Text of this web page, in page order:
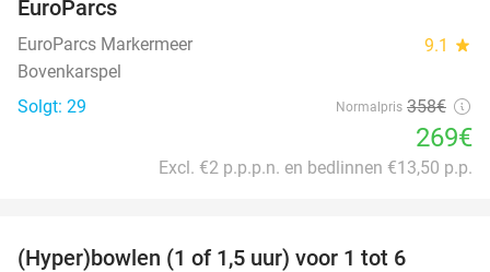
EuroParcs
EuroParcs Markermeer 9.1 star
Bovenkarspel
Solgt: 29
Normalpris 358€
269€
Excl. €2 p.p.p.n. en bedlinnen €13,50 p.p.
(Hyper)bowlen (1 of 1,5 uur) voor 1 tot 6